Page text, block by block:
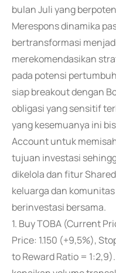
bulan Juli yang
Merespons dinamika
bertransformasi
merekomendasikan
pada potensi
siap breakout dengan
obligasi yang sensitif
yang kesemuanya ini
Account untuk
tujuan investasi
dikelola dan fitur
keluarga dan
berinvestasi bersama.
1. Buy TOBA (Current
Price: 1.150 (+9,5%),
to Reward Ratio =